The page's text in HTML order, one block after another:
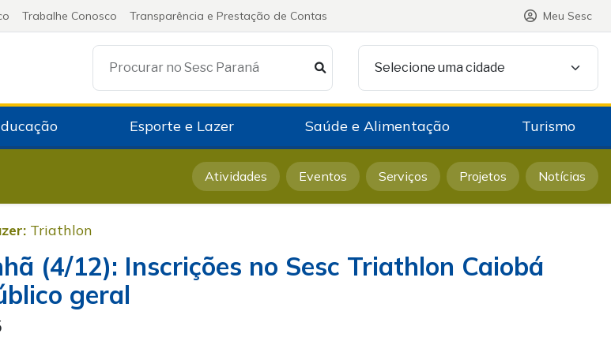
Trabalhe Conosco Transparência e Prestação de Contas Meu Sesc
Procurar no Sesc Paraná Selecione uma cidade
Esporte e Lazer Saúde e Alimentação Turismo
Atividades Eventos Serviços Projetos Notícias
Triathlon
(4/12): Inscrições no Sesc Triathlon Caiobá
geral